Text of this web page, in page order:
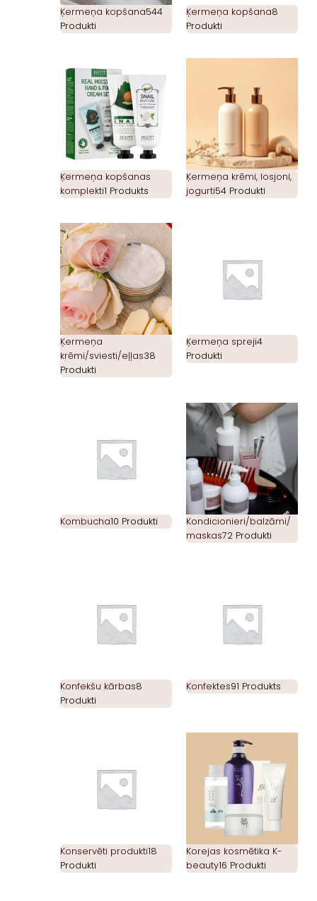
Ķermeņa kopšana544
Produkti
Ķermeņa kopšana8
Produkti
Ķermeņa kopšanas
komplekti1 Produkts
Ķermeņa krēmi, losjoni,
jogurti54 Produkti
Ķermeņa
krēmi/sviesti/eļļas38
Produkti
Ķermeņa spreji4
Produkti
Kombucha10 Produkti
Kondicionieri/balzāmi/
maskas72 Produkti
Konfekšu kārbas8
Produkti
Konfektes91 Produkts
Konservēti produkti18
Produkti
Korejas kosmētika K-
beauty16 Produkti